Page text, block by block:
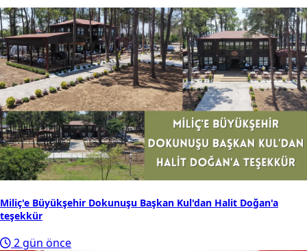
Miliç'e Büyükşehir Dokunuşu Başkan Kul'dan Halit Doğan'a
teşekkür
2 gün önce